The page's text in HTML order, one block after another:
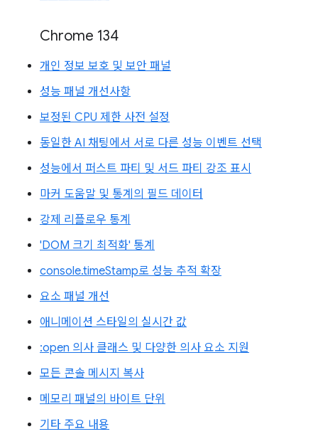
Chrome 134
개인 정보 보호 및 보안 패널
성능 패널 개선사항
보정된 CPU 제한 사전 설정
동일한 AI 채팅에서 서로 다른 성능 이벤트 선택
성능에서 퍼스트 파티 및 서드 파티 강조 표시
마커 도움말 및 통계의 필드 데이터
강제 리플로우 통계
'DOM 크기 최적화' 통계
console.timeStamp로 성능 추적 확장
요소 패널 개선
애니메이션 스타일의 실시간 값
:open 의사 클래스 및 다양한 의사 요소 지원
모든 콘솔 메시지 복사
메모리 패널의 바이트 단위
기타 주요 내용